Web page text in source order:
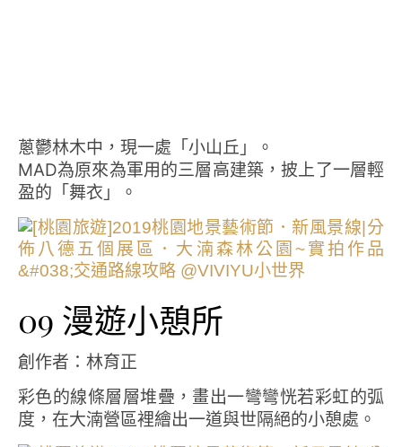
蔥鬱林木中，現一處「小山丘」。
MAD為原來為軍用的三層高建築，披上了一層輕
盈的「舞衣」。
09 漫遊小憩所
創作者：林育正
彩色的線條層層堆疊，畫出一彎彎恍若彩虹的弧
度，在大湳營區裡繪出一道與世隔絕的小憩處。